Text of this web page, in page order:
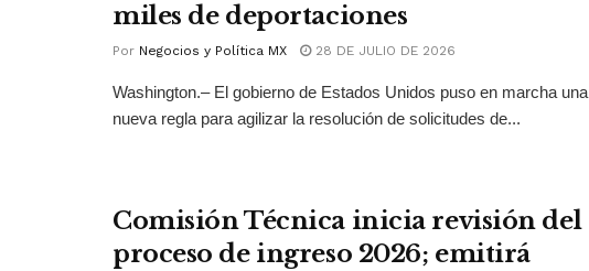
miles de deportaciones
Por Negocios y Política MX 28 DE JULIO DE 2026
Washington.– El gobierno de Estados Unidos puso en marcha una
nueva regla para agilizar la resolución de solicitudes de...
Comisión Técnica inicia revisión del
proceso de ingreso 2026; emitirá